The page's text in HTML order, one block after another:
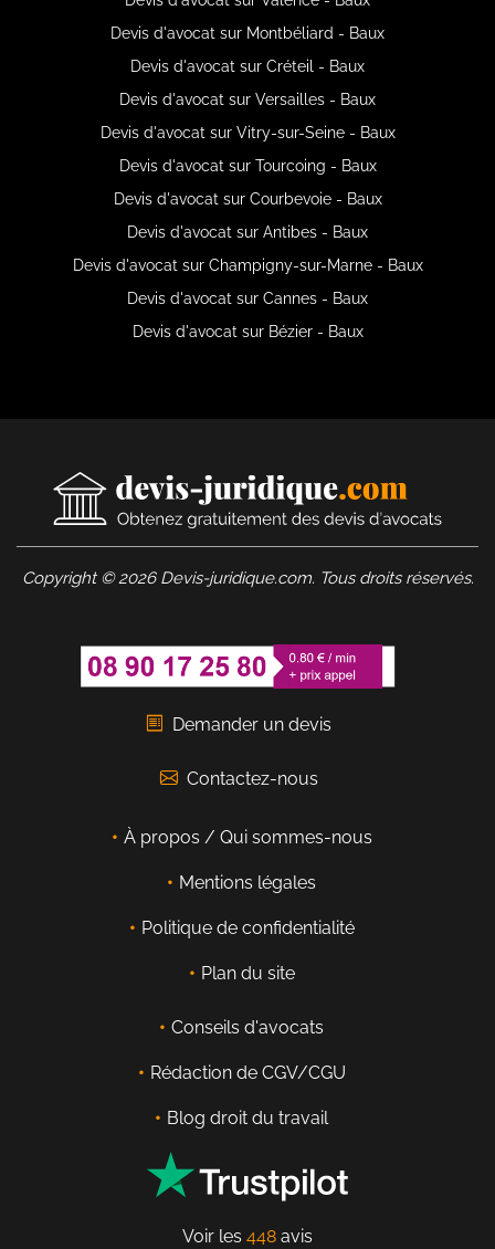
Devis d'avocat sur Montbéliard - Baux
Devis d'avocat sur Créteil - Baux
Devis d'avocat sur Versailles - Baux
Devis d'avocat sur Vitry-sur-Seine - Baux
Devis d'avocat sur Tourcoing - Baux
Devis d'avocat sur Courbevoie - Baux
Devis d'avocat sur Antibes - Baux
Devis d'avocat sur Champigny-sur-Marne - Baux
Devis d'avocat sur Cannes - Baux
Devis d'avocat sur Bézier - Baux
Copyright © 2026 Devis-juridique.com. Tous droits réservés.
Demander un devis
Contactez-nous
À propos / Qui sommes-nous
Mentions légales
Politique de confidentialité
Plan du site
Conseils d'avocats
Rédaction de CGV/CGU
Blog droit du travail
Voir les 448 avis